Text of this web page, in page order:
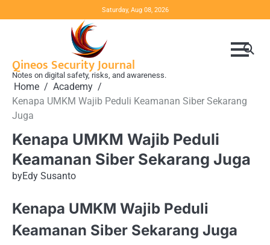
to
Saturday, Aug 08, 2026
Qineos Security Journal
Notes on digital safety, risks, and awareness.
Home
Academy
Kenapa UMKM Wajib Peduli Keamanan Siber Sekarang
Juga
Kenapa UMKM Wajib Peduli
Keamanan Siber Sekarang Juga
byEdy Susanto
Kenapa UMKM Wajib Peduli
Keamanan Siber Sekarang Juga